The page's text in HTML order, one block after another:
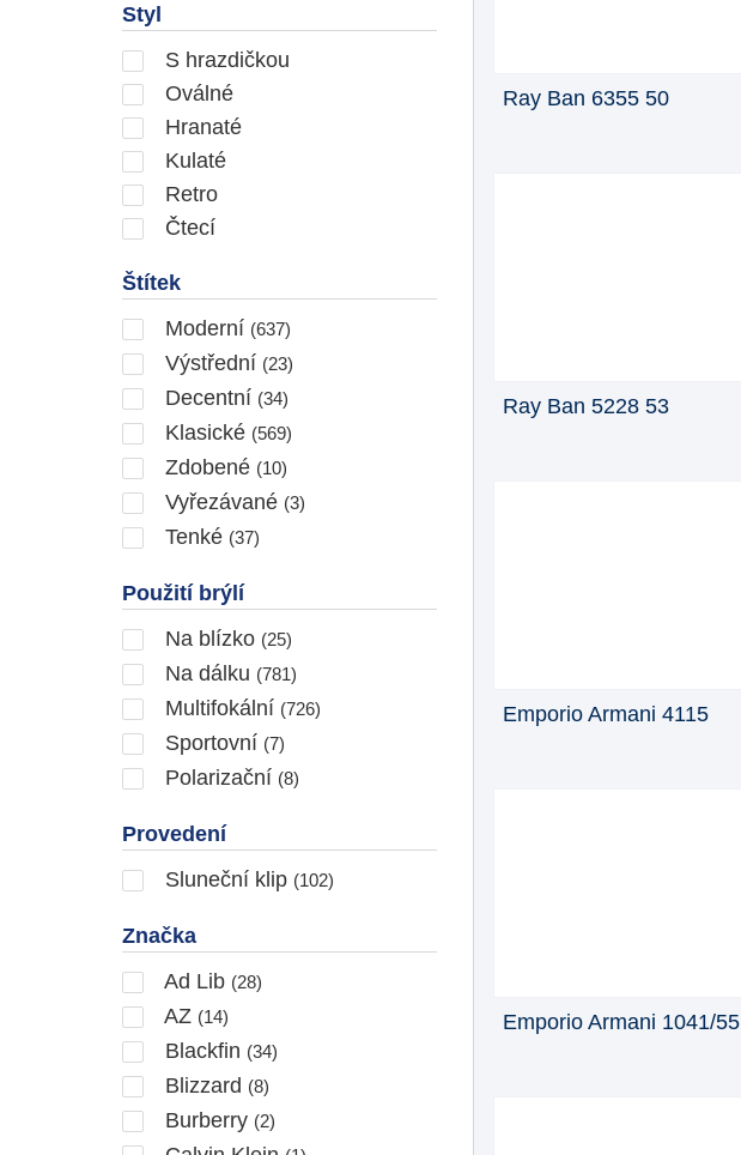
Styl
S hrazdičkou
Oválné
Hranaté
Kulaté
Retro
Čtecí
Štítek
Moderní (637)
Výstřední (23)
Decentní (34)
Klasické (569)
Zdobené (10)
Vyřezávané (3)
Tenké (37)
Použití brýlí
Na blízko (25)
Na dálku (781)
Multifokální (726)
Sportovní (7)
Polarizační (8)
Provedení
Sluneční klip (102)
Značka
Ad Lib (28)
AZ (14)
Blackfin (34)
Blizzard (8)
Burberry (2)
Ray Ban 6355 50
Ray Ban 5228 53
Emporio Armani 4115
Emporio Armani 1041/55